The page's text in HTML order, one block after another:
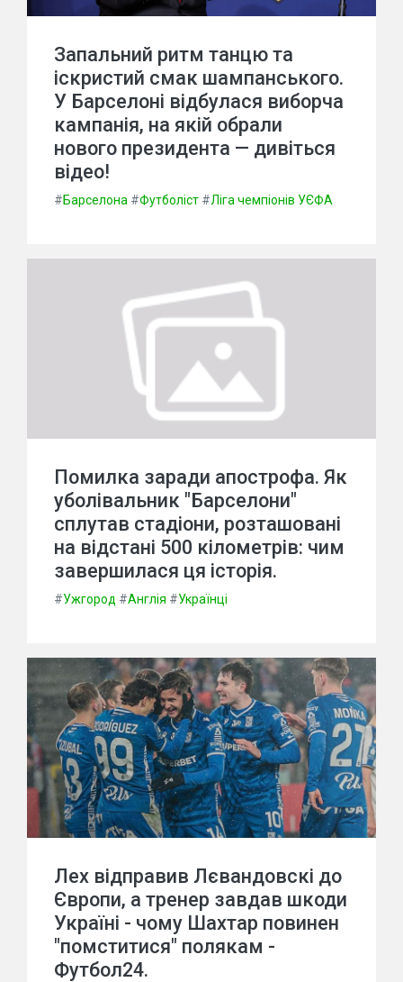
Запальний ритм танцю та
іскристий смак шампанського.
У Барселоні відбулася виборча
кампанія, на якій обрали
нового президента — дивіться
відео!
#Барселона #Футболіст #Ліга чемпіонів УЄФА
Помилка заради апострофа. Як
уболівальник "Барселони"
сплутав стадіони, розташовані
на відстані 500 кілометрів: чим
завершилася ця історія.
#Ужгород #Англія #Українці
Лех відправив Лєвандовскі до
Європи, а тренер завдав шкоди
Україні - чому Шахтар повинен
"помститися" полякам -
Футбол24.